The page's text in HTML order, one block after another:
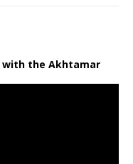
with the Akhtamar